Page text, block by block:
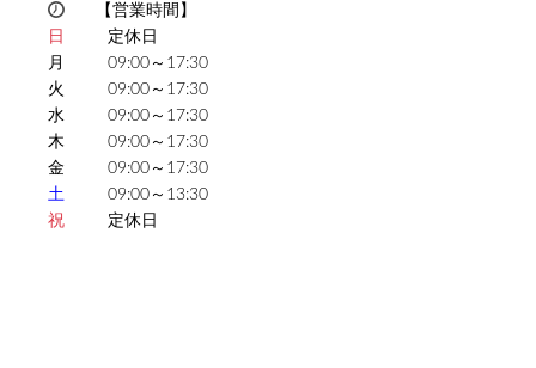
【営業時間】
日
定休日
月
09:00～17:30
火
09:00～17:30
水
09:00～17:30
木
09:00～17:30
金
09:00～17:30
土
09:00～13:30
祝
定休日